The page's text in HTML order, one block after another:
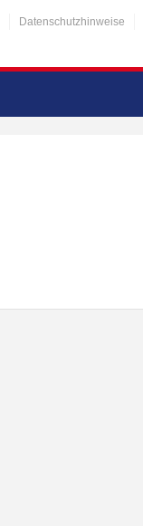
Datenschutzhinweise